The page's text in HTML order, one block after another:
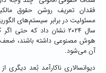
فقدان تعریف روشن حقوق
مسئولیت در برابر سیستم‌های
سال ۲۰۲۴ نشان داد که
هوش مصنوعی داشته باشند، ضعف
آن می‌شود.
دیوانسالاری ناکارآمد بُعد